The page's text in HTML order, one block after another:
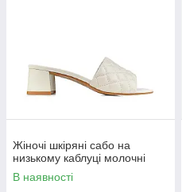
Жіночі шкіряні сабо на
низькому каблуці молочні
В наявності